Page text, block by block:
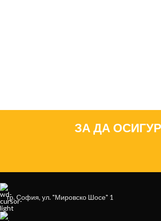
ЗА ДА
гр. София, ул. "Мировско Шосе" 1